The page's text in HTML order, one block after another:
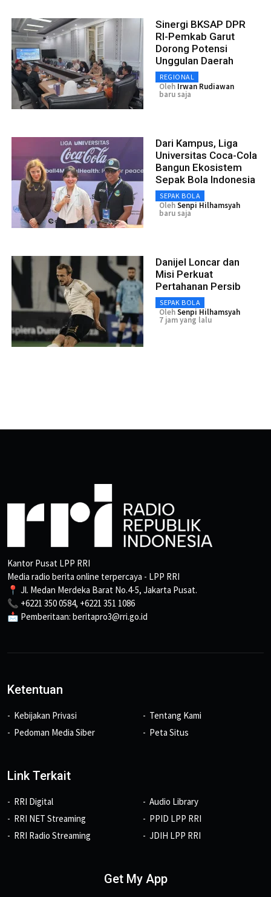
Sinergi BKSAP DPR
RI-Pemkab Garut
Dorong Potensi
Unggulan Daerah
REGIONAL
Oleh Irwan Rudiawan
baru saja
Dari Kampus, Liga
Universitas Coca-Cola
Bangun Ekosistem
Sepak Bola Indonesia
SEPAK BOLA
OlehSenpi Hilhamsyah
baru saja
Danijel Loncar dan
Misi Perkuat
Pertahanan Persib
SEPAK BOLA
OlehSenpi Hilhamsyah
7 jam yang lalu
Kantor Pusat LPP RRI
Media radio berita online terpercaya - LPP RRI
📍 Jl. Medan Merdeka Barat No.4-5, Jakarta Pusat.
📞 +6221 350 0584, +6221 351 1086
📩 Pemberitaan: beritapro3@rri.go.id
Ketentuan
Kebijakan Privasi
Pedoman Media Siber
Tentang Kami
Peta Situs
Link Terkait
RRI Digital
RRI NET Streaming
RRI Radio Streaming
Audio Library
PPID LPP RRI
JDIH LPP RRI
Get My App